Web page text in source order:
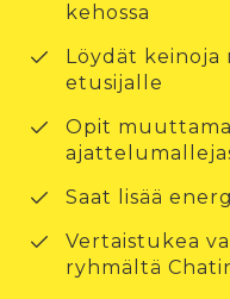
kehossa
Löydät keinoja
etusijalle
Opit
Saat lisää
Vertaistukea
ryhmältä